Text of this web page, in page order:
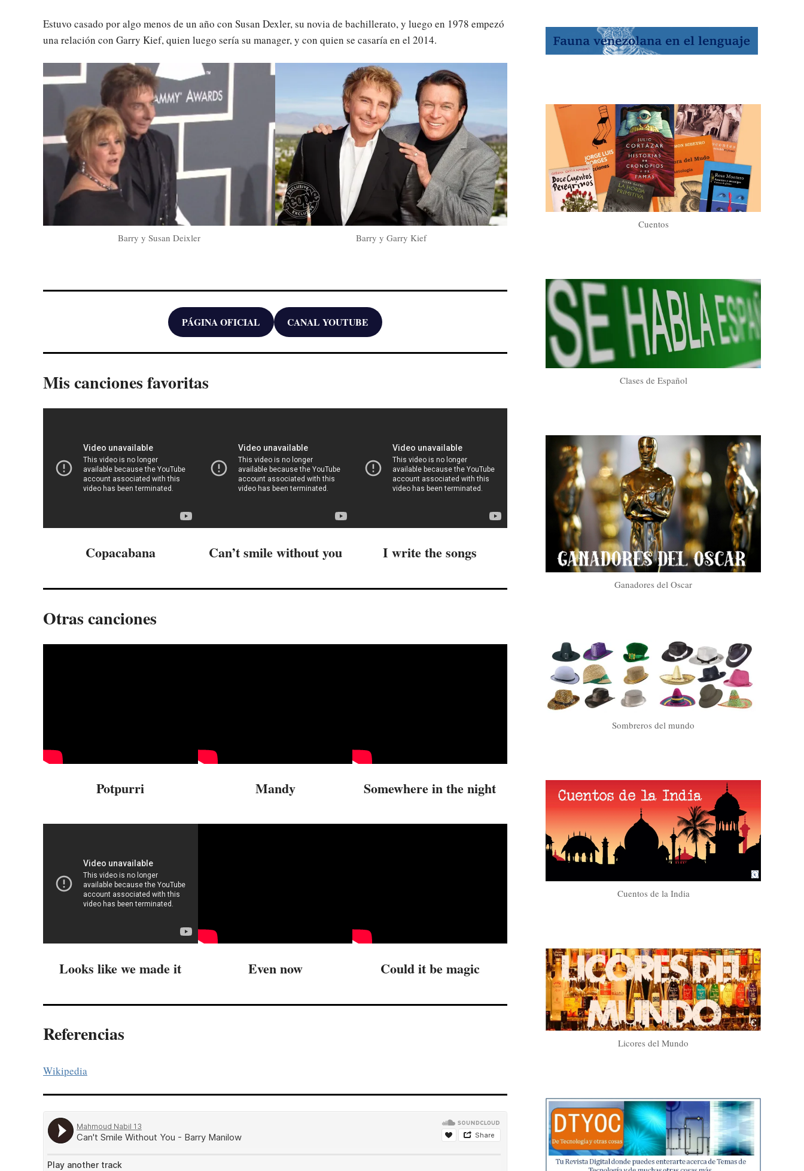
Estuvo casado por algo menos de un año con Susan Dexler, su novia de bachillerato, y luego en 1978 empezó
una relación con Garry Kief, quien luego sería su manager, y con quien se casaría en el 2014.
Barry y Susan Deixler Barry y Garry Kief
PÁGINA OFICIAL CANAL YOUTUBE
Mis canciones favoritas
Copacabana Can’t smile without you I write the songs
Otras canciones
Potpurri Mandy Somewhere in the night
Looks like we made it Even now Could it be magic
Referencias
Wikipedia
Cuentos
Clases de Español
Ganadores del Oscar
Sombreros del mundo
Cuentos de la India
Licores del Mundo